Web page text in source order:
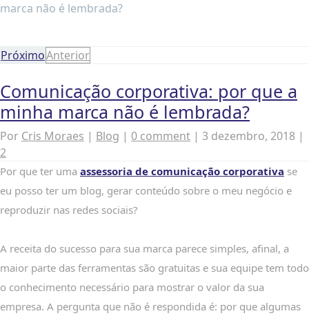
marca não é lembrada?
PróximoAnterior
Comunicação corporativa: por que a
minha marca não é lembrada?
Por Cris Moraes | Blog | 0 comment | 3 dezembro, 2018 |
2
Por que ter uma assessoria de comunicação corporativa se
eu posso ter um blog, gerar conteúdo sobre o meu negócio e
reproduzir nas redes sociais?
A receita do sucesso para sua marca parece simples, afinal, a
maior parte das ferramentas são gratuitas e sua equipe tem todo
o conhecimento necessário para mostrar o valor da sua
empresa. A pergunta que não é respondida é: por que algumas